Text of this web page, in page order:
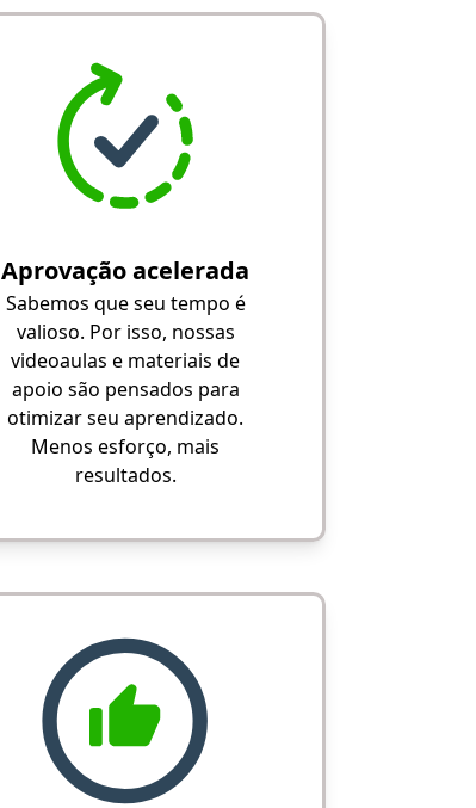
Aprovação acelerada
Sabemos que seu tempo é
valioso. Por isso, nossas
videoaulas e materiais de
apoio são pensados para
otimizar seu aprendizado.
Menos esforço, mais
resultados.